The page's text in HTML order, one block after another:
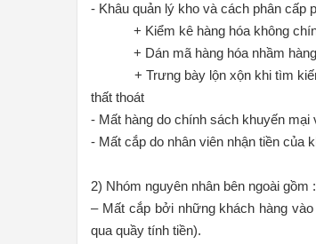
- Khâu quản lý kho và cách phân cấp
+ Kiểm kê hàng hóa không
+ Dán mã hàng hóa nhầm hàng
+ Trưng bày lộn xộn khi tìm kiếm
thất thoát
- Mất hàng do chính sách khuyến
- Mất cắp do nhân viên nhận tiền của
2) Nhóm nguyên nhân bên ngoài gồm :
– Mất cắp bởi những khách hàng
qua quầy tính tiền).